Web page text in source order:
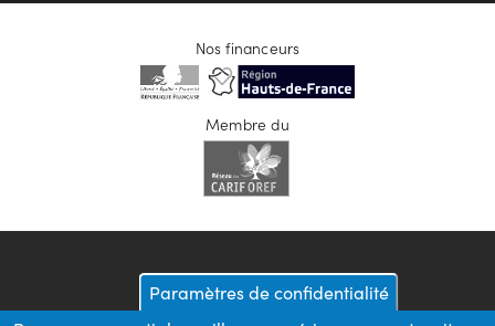
Nos financeurs
Membre du
Paramètres de confidentialité